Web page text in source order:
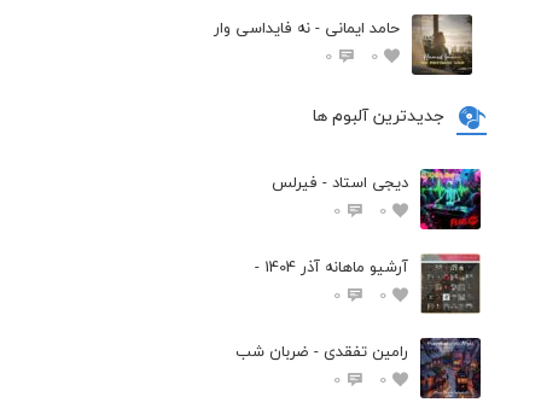
حامد ایمانی - نه فایداسی وار
0
0
جدیدترین آلبوم ها
دیجی استاد - فیرلس
0
0
آرشیو ماهانه آذر 1404 -
0
0
رامین تفقدی - ضربان شب
0
0